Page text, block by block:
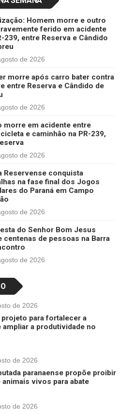
Homem morre e outro
ferido em acidente
239, entre Reserva e Cândido
de 2026
morre após carro bater contra
entre Reserva e Cândido de
de 2026
morre em acidente entre
e caminhão na PR-239,
de 2026
Reservense conquista
na fase final dos Jogos
do Paraná em Campo
de 2026
do Senhor Bom Jesus
centenas de pessoas na Barra
de 2026
de 2026
projeto para fortalecer a
a produtividade no
de 2026
paranaense propõe proibir
vivos para abate
de 2026